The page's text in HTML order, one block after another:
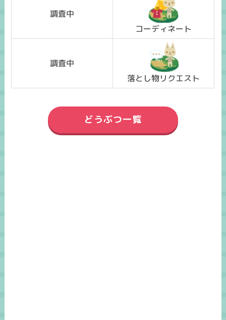
調査中
コーディネート
調査中
落とし物リクエスト
どうぶつ一覧